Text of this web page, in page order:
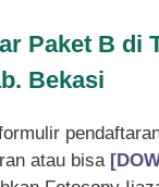
Paket B di
Bekasi
atau bisa